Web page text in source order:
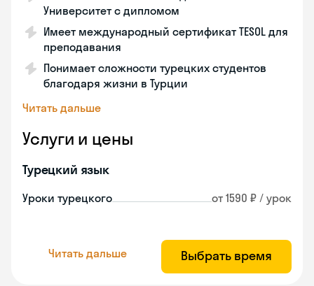
Университет с дипломом
Имеет международный сертификат TESOL для
преподавания
Понимает сложности турецких студентов
благодаря жизни в Турции
Читать дальше
Услуги и цены
Турецкий язык
Уроки турецкого от 1590 ₽ / урок
Читать дальше Выбрать время